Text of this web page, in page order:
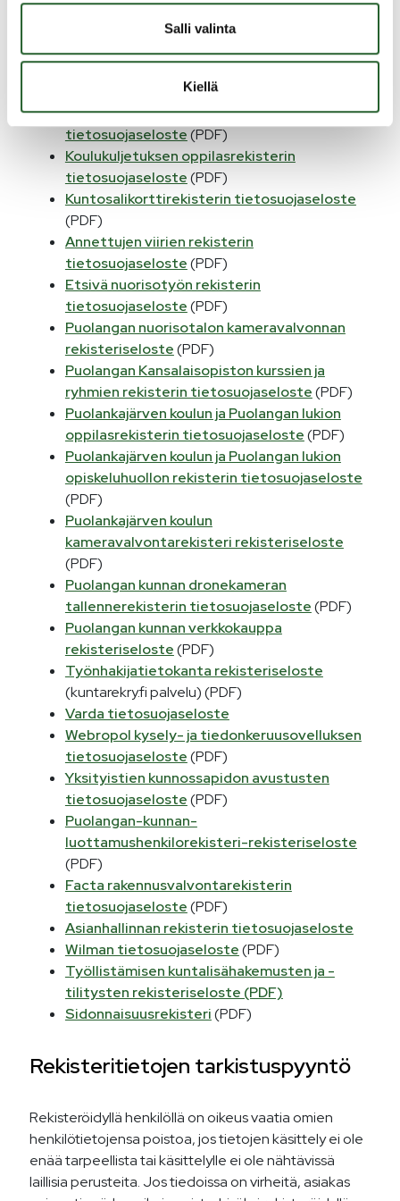
Salli valinta
Kiellä
(PDF)
Kainet-kirjastojen Axiel Nordic Oy:n Aurora -
kirjastojärjestelmän asiakasrekisterin
tietosuojaseloste (PDF)
Puolangan omatoimikirjaston kamera- ja
kulunvalvontajärjestelmärekisterin
tietosuojaseloste(PDF)
Koulukuljetuksen oppilasrekisterin
tietosuojaseloste(PDF)
Kuntosalikorttirekisterin tietosuojaseloste
(PDF)
Annettujen viirien rekisterin
tietosuojaseloste(PDF)
Etsivä nuorisotyön rekisterin
tietosuojaseloste(PDF)
Puolangan nuorisotalon kameravalvonnan
rekisteriseloste(PDF)
Puolangan Kansalaisopiston kurssien ja
ryhmien rekisterin tietosuojaseloste(PDF)
Puolankajärven koulun ja Puolangan lukion
oppilasrekisterin tietosuojaseloste(PDF)
Puolankajärven koulun ja Puolangan lukion
opiskeluhuollon rekisterin tietosuojaseloste
(PDF)
Puolankajärven koulun
kameravalvontarekisteri rekisteriseloste
(PDF)
Puolangan kunnan dronekameran
tallennerekisterin tietosuojaseloste(PDF)
Puolangan kunnan verkkokauppa
rekisteriseloste(PDF)
Työnhakijatietokanta rekisteriseloste
(kuntarekry.fi palvelu) (PDF)
Varda tietosuojaseloste
Webropol kysely- ja tiedonkeruusovelluksen
tietosuojaseloste(PDF)
Yksityistien kunnossapidon avustusten
tietosuojaseloste(PDF)
Puolangan-kunnan-
luottamushenkilorekisteri-rekisteriseloste
(PDF)
Facta rakennusvalvontarekisterin
tietosuojaseloste(PDF)
Asianhallinnan rekisterin tietosuojaseloste
Wilman tietosuojaseloste(PDF)
Työllistämisen kuntalisähakemusten ja -
tilitysten rekisteriseloste (PDF)
Sidonnaisuusrekisteri(PDF)
Rekisteritietojen tarkistuspyyntö
Rekisteröidyllä henkilöllä on oikeus vaatia omien
henkilötietojensa poistoa, jos tietojen käsittely ei ole
enää tarpeellista tai käsittelylle ei ole nähtävissä
laillisia perusteita. Jos tiedoissa on virheitä, asiakas